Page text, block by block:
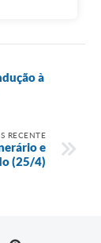
à
RECENTE
e
(25/4)